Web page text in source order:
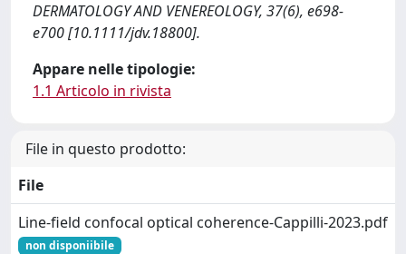
DERMATOLOGY AND VENEREOLOGY, 37(6), e698-
e700 [10.1111/jdv.18800].
Appare nelle tipologie:
1.1 Articolo in rivista
File in questo prodotto:
File
Line-field confocal optical coherence-Cappilli-2023.pdf
non disponiibile